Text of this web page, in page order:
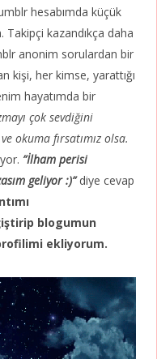
hesabımda küçük
Takipçi kazandıkça daha
anonim sorulardan bir
kişi, her kimse, yarattığı
hayatımda bir
çok sevdiğini
okuma fırsatımız olsa.
”İlham perisi
geliyor :)” diye cevap
blogumun
ekliyorum.